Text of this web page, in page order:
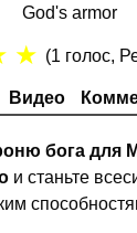
God's armor
Видео
★ (1 голос,
бога для
и станьте